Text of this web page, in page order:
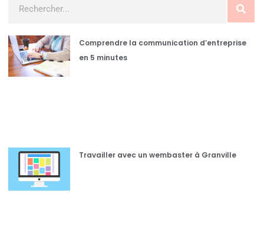
Comprendre la communication d’entreprise
en 5 minutes
Travailler avec un wembaster à Granville